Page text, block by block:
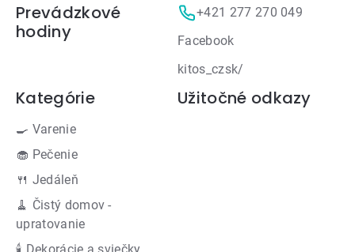
Prevádzkové
hodiny
+421 277 270 049
Facebook
kitos_czsk/
Kategórie
🍳 Varenie
🧁 Pečenie
🍴 Jedáleň
🧹 Čistý domov -
upratovanie
🕯 Dekorácie a sviečky
Užitočné odkazy